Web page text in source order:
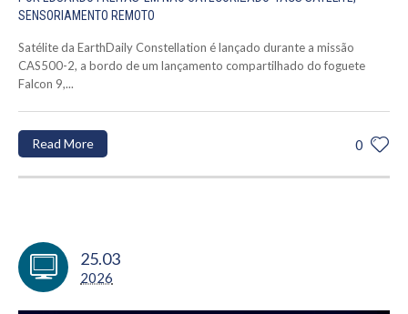
SENSORIAMENTO REMOTO
Satélite da EarthDaily Constellation é lançado durante a missão
CAS500-2, a bordo de um lançamento compartilhado do foguete
Falcon 9,...
0
Read More
25.03
2026